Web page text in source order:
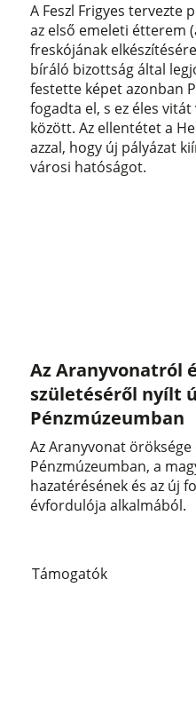
A Feszl Frigyes tervezte
az első emeleti étterem
freskójának
bíráló bizottság által
festette képet azonban
fogadta el, s ez éles
között. Az ellentétet a
azzal, hogy új pályázat
városi hatóságot.
Az Aranyvonatról
születéséről nyílt
Pénzmúzeumban
Az Aranyvonat
Pénzmúzeumban, a
hazatérésének és az új
évfordulója alkalmából.
Támogatók